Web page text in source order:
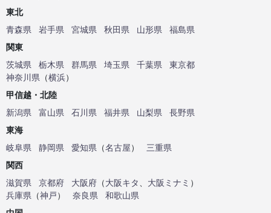
東北
青森県
岩手県 宮城県 秋田県 山形県
福島県
関東
茨城県
栃木県 群馬県 埼玉県 千葉県
東京都
神奈川県 （横浜）
甲信越・北陸
新潟県
富山県 石川県 福井県 山梨県
長野県
東海
岐阜県
静岡県 愛知県 （名古屋）
三重県
関西
滋賀県
京都府 大阪府 （大阪キタ 大阪ミナミ ）
兵庫県 （神戸） 奈良県
和歌山県